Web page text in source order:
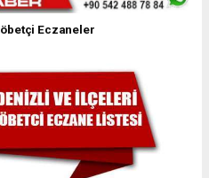
Eczaneler